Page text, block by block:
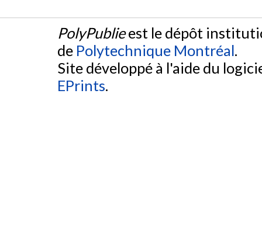
PolyPublieest le dépôt
de Polytechnique Montréal.
Site développé à l'aide du
EPrints.